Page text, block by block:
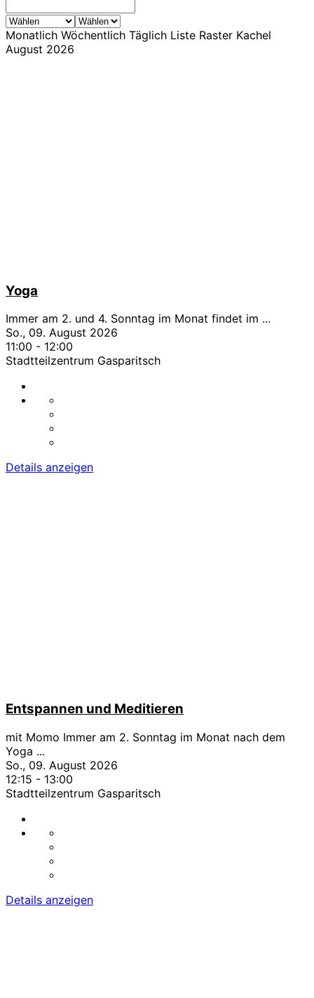
Monatlich Wöchentlich Täglich Liste Raster Kachel
August 2026
Yoga
Immer am 2. und 4. Sonntag im Monat findet im ...
So., 09. August 2026
11:00 - 12:00
Stadtteilzentrum Gasparitsch
Details anzeigen
Entspannen und Meditieren
mit Momo Immer am 2. Sonntag im Monat nach dem
Yoga ...
So., 09. August 2026
12:15 - 13:00
Stadtteilzentrum Gasparitsch
Details anzeigen